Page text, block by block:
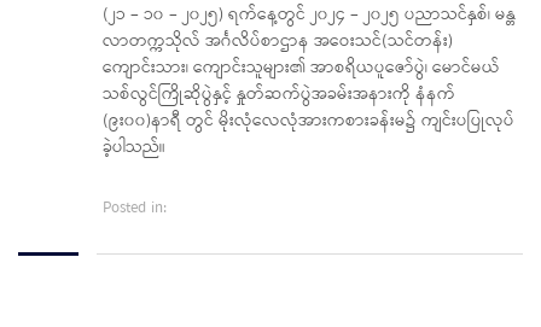
(၂၁ – ၁၀ – ၂၀၂၅) ရက်နေ့တွင် ၂၀၂၄ – ၂၀၂၅ ပညာသင်နှစ်၊ မန္တ
လာတက္ကသိုလ် အင်္ဂလိပ်စာဌာန အဝေးသင်(သင်တန်း)
ကျောင်းသား၊ ကျောင်းသူများ၏ အာစရိယပူဇော်ပွဲ၊ မောင်မယ်
သစ်လွင်ကြိုဆိုပွဲနှင့် နှုတ်ဆက်ပွဲအခမ်းအနားကို နံနက်
(၉း၀၀)နာရီ တွင် မိုးလုံလေလုံအားကစားခန်းမ၌ ကျင်းပပြုလုပ်
ခဲ့ပါသည်။
Posted in: